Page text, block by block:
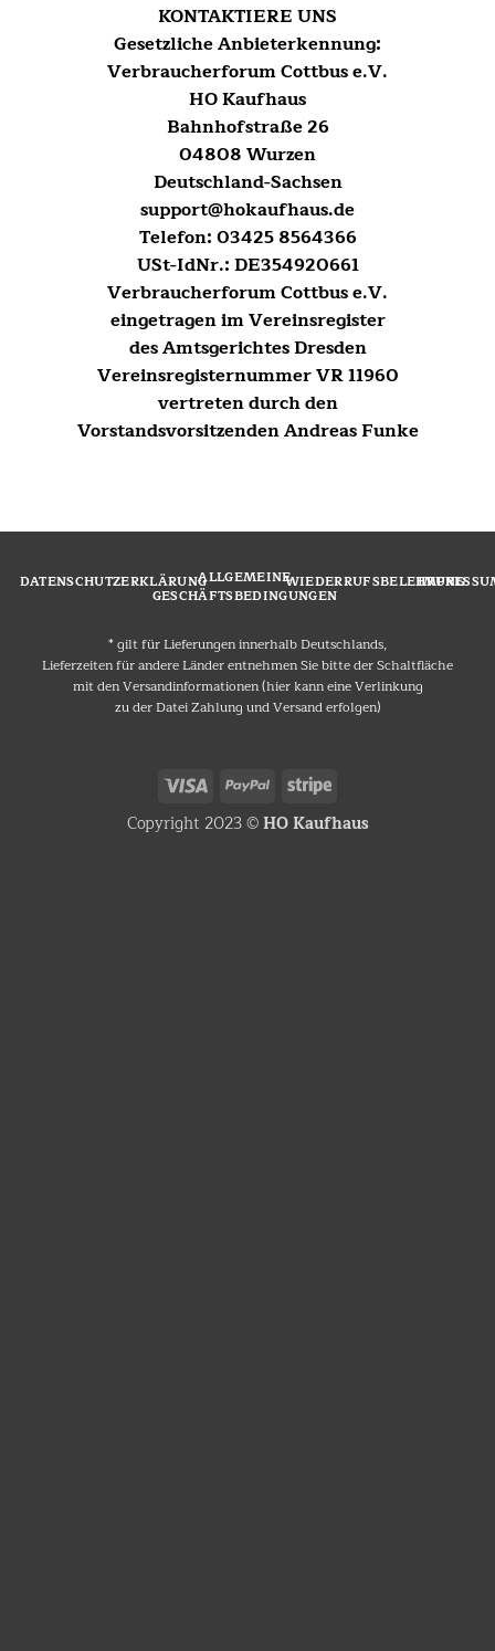
KONTAKTIERE UNS
Gesetzliche Anbieterkennung:
Verbraucherforum Cottbus e.V.
HO Kaufhaus
Bahnhofstraße 26
04808 Wurzen
Deutschland-Sachsen
support@hokaufhaus.de
Telefon: 03425 8564366
USt-IdNr.: DE354920661
Verbraucherforum Cottbus e.V.
eingetragen im Vereinsregister
des Amtsgerichtes Dresden
Vereinsregisternummer VR 11960
vertreten durch den
Vorstandsvorsitzenden Andreas Funke
DATENSCHUTZERKLÄRUNGALLGEMEINE
GESCHÄFTSBEDINGUNGEN
WIEDERRUFSBELEHRUNG
* gilt für Lieferungen innerhalb Deutschlands,
Lieferzeiten für andere Länder entnehmen Sie bitte der Schaltfläche
mit den Versandinformationen (hier kann eine Verlinkung
zu der Datei Zahlung und Versand erfolgen)
Visa PayPal Stripe
Copyright 2023 ©HO Kaufhaus